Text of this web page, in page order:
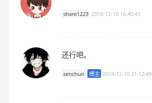
share1223 2018-12-10 16:40:43
还行吧。
senchun 博主 2018-12-10 21:12:49